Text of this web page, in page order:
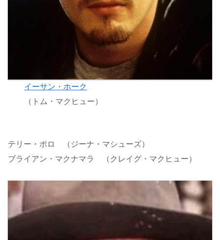
イーサン・ホーク
（トム・マクヒュー）
テリー・ポロ （ジーナ・マシューズ）
ブライアン・マクナマラ （クレイグ・マクヒュー）